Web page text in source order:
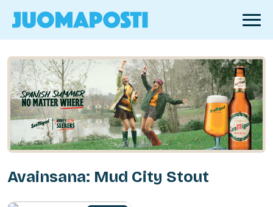
Avainsana: Mud City Stout